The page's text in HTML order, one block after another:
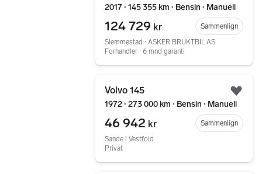
2017 ∙ 145 355 km ∙ Bensin ∙ Manuell
124 729 kr
Sammenlign
Slemmestad ∙ ASKER BRUKTBIL AS
Forhandler ∙ 6 mnd garanti
Volvo 145
1972 ∙ 273 000 km ∙ Bensin ∙ Manuell
46 942 kr
Sammenlign
Sande i Vestfold
Privat